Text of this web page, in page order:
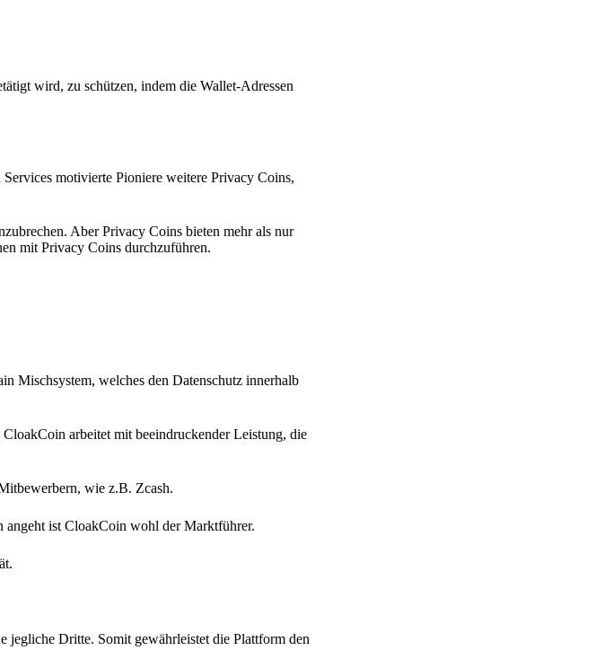
wird, zu schützen, indem die Wallet-Adressen
motivierte Pioniere weitere Privacy Coins,
Aber Privacy Coins bieten mehr als nur
mit Privacy Coins durchzuführen.
Mischsystem, welches den Datenschutz innerhalb
arbeitet mit beeindruckender Leistung, die
wie z.B. Zcash.
angeht ist CloakCoin wohl der Marktführer.
jegliche Dritte. Somit gewährleistet die Plattform den